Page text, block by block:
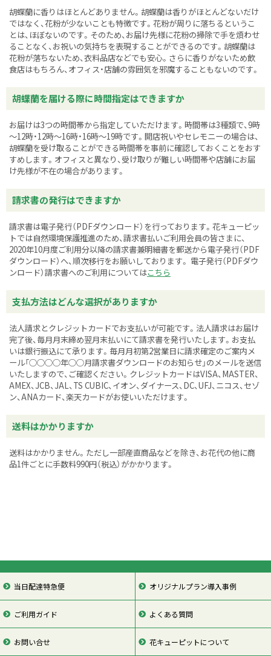
胡蝶蘭に香りはほとんどありません。胡蝶蘭は香りがほとんどないだけ
ではなく、花粉が少ないことも特徴です。花粉が周りに落ちるというこ
とは、ほぼないのです。そのため、お届け先様に花粉の掃除で手を煩わせ
ることなく、お祝いの気持ちを表現することができるのです。胡蝶蘭は
花粉が落ちないため、衣料品店などでも安心。さらに香りがないため飲
食店はもちろん、オフィス・店舗の雰囲気を邪魔することもないのです。
胡蝶蘭を届ける際に時間指定はできますか
お届けは3つの時間帯から指定していただけます。時間帯は3種類で、9時
～12時・12時～16時・16時～19時です。開店祝いやセレモニーの場合は、
胡蝶蘭を受け取ることができる時間帯を事前に確認しておくことをおす
すめします。オフィスと異なり、受け取りが難しい時間帯や店舗にお届
け先様が不在の場合があります。
請求書の発行はできますか
請求書は電子発行（PDFダウンロード）を行っております。花キューピッ
トでは自然環境保護推進のため、請求書払いご利用会員の皆さまに、
2020年10月度ご利用分以降の請求書兼明細書を郵送から電子発行（PDF
ダウンロード）へ、順次移行をお願いしております。 電子発行（PDFダウ
ンロード）請求書へのご利用についてはこちら
支払方法はどんな選択がありますか
法人請求とクレジットカードでお支払いが可能です。法人請求はお届け
完了後、毎月月末締め翌月末払いにて請求書を発行いたします。お支払
いは銀行振込にて承ります。毎月月初第2営業日に請求確定のご案内メ
ール「○○○○年○○月請求書ダウンロードのお知らせ」のメールを送信
いたしますので、ご確認ください。クレジットカードはVISA、MASTER、
AMEX、JCB、JAL、TS CUBIC、イオン、ダイナース、DC、UFJ、ニコス、セゾ
ン、ANAカード、楽天カードがお使いいただけます。
送料はかかりますか
送料はかかりません。ただし一部産直商品などを除き、お花代の他に商
品1件ごとに手数料990円（税込）がかかります。
当日配達特急便 オリジナルプラン導入事例
ご利用ガイド よくある質問
お問い合せ 花キューピットについて